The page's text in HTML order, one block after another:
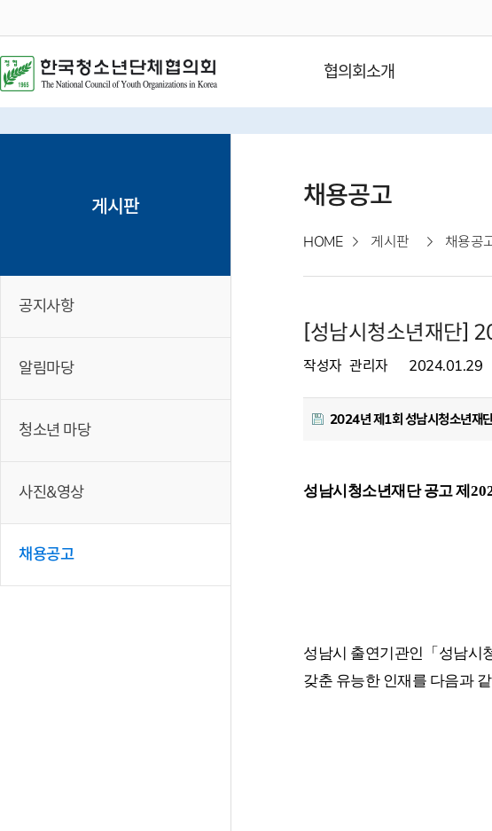
협의회소개
게시판
공지사항
알림마당
청소년 마당
사진&영상
채용공고
채용공고
HOME 게시판 채용공
[성남시청소년재단]
작성자 관리자 2024.01.29
2024년 제1회 성남시청소년재
성남시청소년재단 공고 제
성남시 출연기관인 「 성남시
갖춘 유능한 인재를 다음과